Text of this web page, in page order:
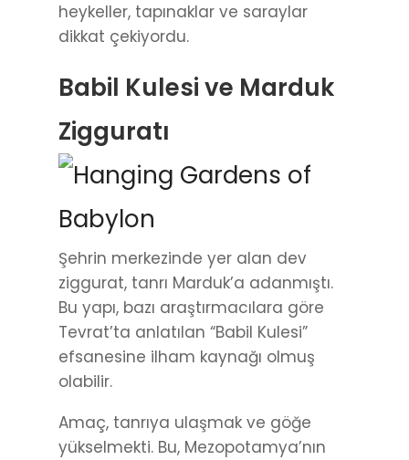
heykeller, tapınaklar ve saraylar
dikkat çekiyordu.
Babil Kulesi ve Marduk
Zigguratı
Şehrin merkezinde yer alan dev
ziggurat, tanrı Marduk’a adanmıştı.
Bu yapı, bazı araştırmacılara göre
Tevrat’ta anlatılan “Babil Kulesi”
efsanesine ilham kaynağı olmuş
olabilir.
Amaç, tanrıya ulaşmak ve göğe
yükselmekti. Bu, Mezopotamya’nın